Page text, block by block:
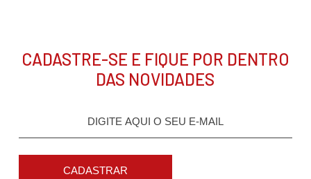
CADASTRE-SE E FIQUE POR DENTRO
DAS NOVIDADES
CADASTRAR